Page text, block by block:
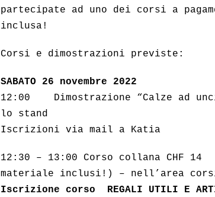
partecipate ad uno dei corsi a
inclusa!
Corsi e dimostrazioni previste:
SABATO 26 novembre 2022
12:00 Dimostrazione “Calze ad
lo stand
Iscrizioni via mail a Katia
12:30 – 13:00 Corso collana CHF
materiale inclusi!) – nell’area
Iscrizione corso
REGALI UTILI E